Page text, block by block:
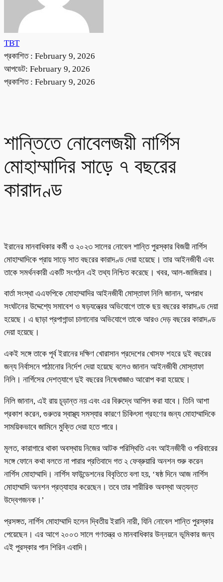
TBT
প্রকাশিত : February 9, 2026
আপডেট: February 9, 2026
প্রকাশিত : February 9, 2026
শান্তিতে নোবেলজয়ী নার্গিস
মোহাম্মাদির সাড়ে ৭ বছরের
কারাদণ্ড
ইরানের মানবাধিকার কর্মী ও ২০২৩ সালের নোবেল শান্তি পুরস্কার বিজয়ী নার্গিস
মোহাম্মাদিকে প্রায় সাড়ে সাত বছরের কারাদণ্ড দেয়া হয়েছে। তার আইনজীবী এবং
তাকে সমর্থনকারী একটি সংগঠন এই তথ্য নিশ্চিত করেছে। খবর, আল-জাজিরার।
বার্তা সংস্থা এএফপিকে মোহাম্মাদির আইনজীবী মোস্তাফা নিলি জানান, অপরাধ
সংঘটনের উদ্দেশ্যে সমাবেশ ও ষড়যন্ত্রের অভিযোগে তাকে ছয় বছরের কারাদণ্ড দেয়া
হয়েছে। এ ছাড়া প্রপাগান্ডা চালানোর অভিযোগে তাকে আরও দেড় বছরের কারাদণ্ড
দেয়া হয়েছে।
একই সঙ্গে তাকে পূর্ব ইরানের দক্ষিণ খোরাসান প্রদেশের খোসফ শহরে দুই বছরের
জন্য নির্বাসনে পাঠানোর নির্দেশ দেয়া হয়েছে বলেও জানান আইনজীবী মোস্তাফা
নিলি। নার্গিসের দেশত্যাগে দুই বছরের নিষেধাজ্ঞাও আরোপ করা হয়েছে।
নিলি জানান, এই রায় চূড়ান্ত নয় এবং এর বিরুদ্ধে আপিল করা যাবে। তিনি আশা
প্রকাশ করেন, গুরুতর স্বাস্থ্য সমস্যার কারণে চিকিৎসা গ্রহণের জন্য মোহাম্মাদিকে
সাময়িকভাবে জামিনে মুক্তি দেয়া হতে পারে।
মূলত, কারাগারে থাকা অবস্থায় নিজের আটক পরিস্থিতি এবং আইনজীবী ও পরিবারের
সঙ্গে ফোনে কথা বলতে না পারার প্রতিবাদে গত ২ ফেব্রুয়ারি অনশন শুরু করেন
নার্গিস মোহাম্মাদি। নার্গিস ফাউন্ডেশনের বিবৃতিতে বলা হয়, ‘ষষ্ঠ দিনে আজ নার্গিস
মোহাম্মাদি অনশন প্রত্যাহার করেছেন। তবে তার শারীরিক অবস্থা অত্যন্ত
উদ্বেগজনক।’
প্রসঙ্গত, নার্গিস মোহাম্মাদি হলেন দ্বিতীয় ইরানি নারী, যিনি নোবেল শান্তি পুরস্কার
পেয়েছেন। এর আগে ২০০৩ সালে গণতন্ত্র ও মানবাধিকার উন্নয়নে ভূমিকার জন্য
এই পুরস্কার পান শিরিন এবাদি।